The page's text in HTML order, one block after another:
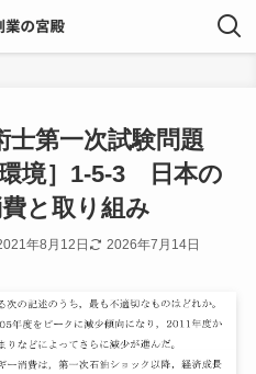
士第一次試験問題
環境］1-5-3 日本の
と取り組み
年8月12日 2026年7月14日